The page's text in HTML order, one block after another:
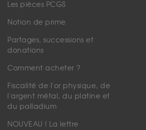
Les pièces PCGS
Notion de prime
Partages, successions et
donations
Comment acheter ?
Fiscalité de l'or physique, de
l'argent métal, du platine et
du palladium
NOUVEAU ! La lettre